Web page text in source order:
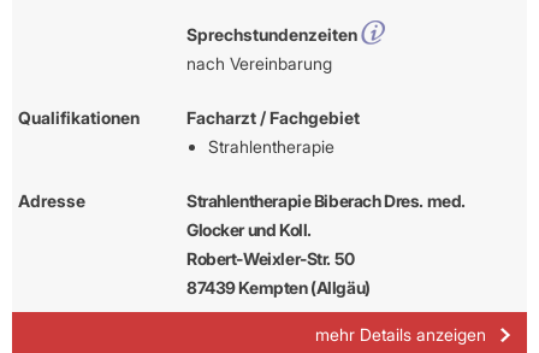
Sprechstundenzeiten
nach Vereinbarung
Qualifikationen
Facharzt / Fachgebiet
Strahlentherapie
Adresse
Strahlentherapie Biberach Dres. med.
Glocker und Koll.
Robert-Weixler-Str. 50
87439 Kempten (Allgäu)
mehr Details anzeigen